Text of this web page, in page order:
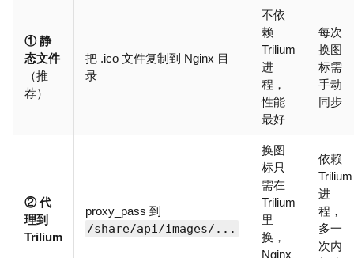
① 静
态文件
（推
荐）
把 .ico 文件复制到 Nginx 目
录
不依
赖
Trilium
进
程，
性能
最好
每次
换图
标需
手动
同步
② 代
理到
Trilium
proxy_pass 到
/share/api/images/...
换图
标只
需在
Trilium
里
换，
Nginx
依赖
Trilium
进
程，
多一
次内